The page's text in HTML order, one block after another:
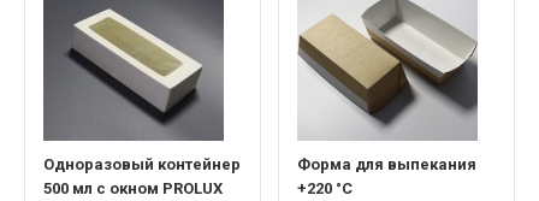
Одноразовый контейнер
500 мл с окном PROLUX
Форма для выпекания
+220 °C